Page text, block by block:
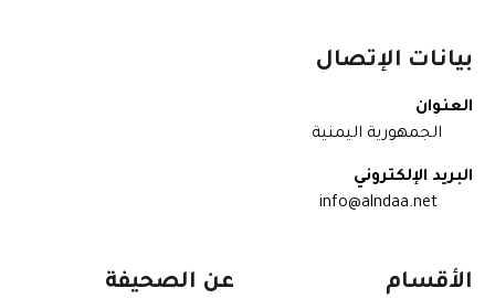
بيانات الإتصال
العنوان
الجمهورية اليمنية
البريد الإلكتروني
info@alndaa.net
الأقسام عن الصحيفة